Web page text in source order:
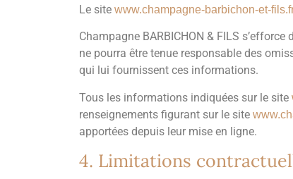
Le site www.champagne-barbichon-et-
Champagne BARBICHON & FILS
ne pourra être tenue responsable des
qui lui fournissent ces informations.
Tous les informations indiquées sur le site
renseignements figurant sur le site
apportées depuis leur mise en ligne.
4. Limitations